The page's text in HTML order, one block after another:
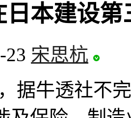
日本建设第
23 宋思杭
据牛透社不